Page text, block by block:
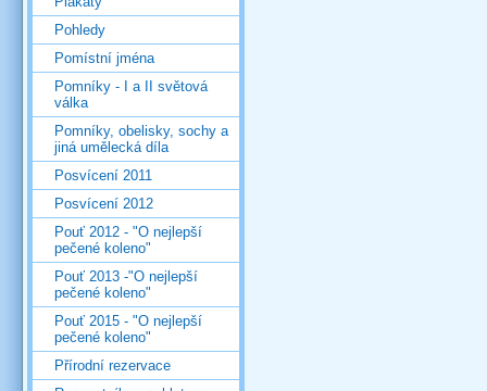
Pohledy
Pomístní jména
Pomníky - I a II světová
válka
Pomníky, obelisky, sochy a
jiná umělecká díla
Posvícení 2011
Posvícení 2012
Pouť 2012 - "O nejlepší
pečené koleno"
Pouť 2013 -"O nejlepší
pečené koleno"
Pouť 2015 - "O nejlepší
pečené koleno"
Přírodní rezervace